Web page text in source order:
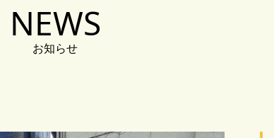
NEWS
お知らせ